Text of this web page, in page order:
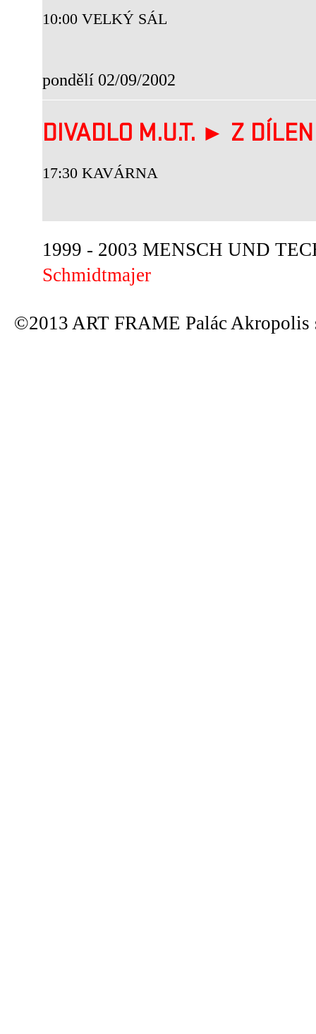
10:00 VELKÝ SÁL
pondělí 02/09/2002
DIVADLO M.U.T. ► Z
17:30 KAVÁRNA
1999 - 2003 MENSCH UND
Schmidtmajer
©2013 ART FRAME Palác Akropolis